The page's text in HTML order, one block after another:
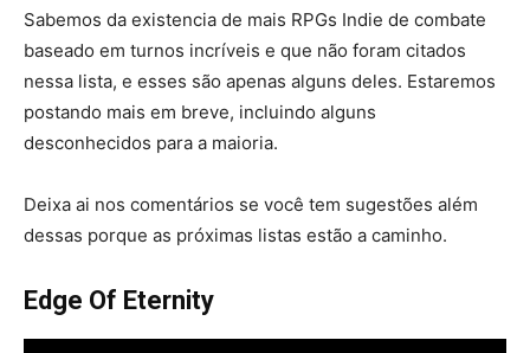
Sabemos da existencia de mais RPGs Indie de combate
baseado em turnos incríveis e que não foram citados
nessa lista, e esses são apenas alguns deles. Estaremos
postando mais em breve, incluindo alguns
desconhecidos para a maioria.
Deixa ai nos comentários se você tem sugestões além
dessas porque as próximas listas estão a caminho.
Edge Of Eternity